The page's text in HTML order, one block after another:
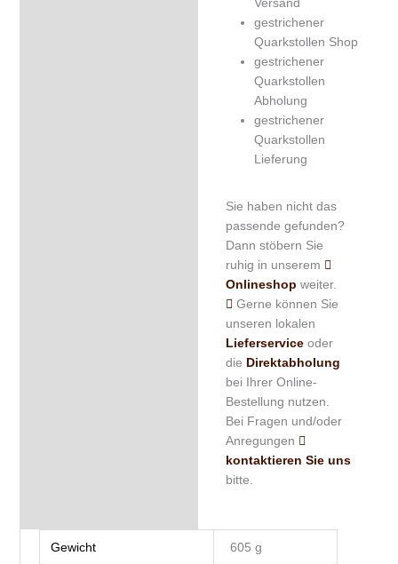
gestrichener
Quarkstollen Shop
gestrichener
Quarkstollen
Abholung
gestrichener
Quarkstollen
Lieferung
Sie haben nicht das
passende gefunden?
Dann stöbern Sie
ruhig in unserem
Onlineshop weiter.
Gerne können Sie
unseren lokalen
Lieferserviceoder
die Direktabholung
bei Ihrer Online-
Bestellung nutzen.
Bei Fragen und/oder
Anregungen
kontaktieren Sie uns
bitte.
Gewicht 605 g